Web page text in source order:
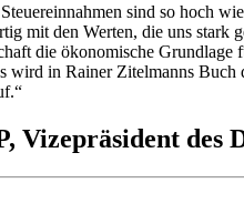
sind so hoch
mit den Werten, die uns
die ökonomische
in Rainer Zitelmanns
Vizepräsident des